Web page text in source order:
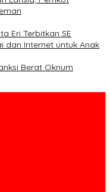
Eri Terbitkan SE
dan Internet untuk Anak
Berat Oknum